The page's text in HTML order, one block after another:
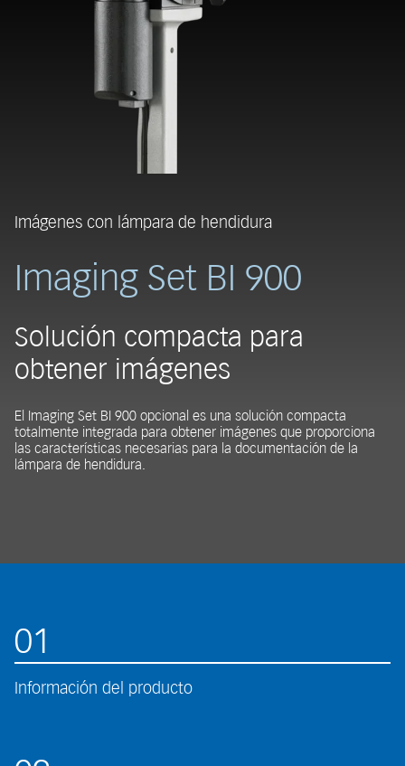
Imágenes con lámpara de hendidura
Imaging Set BI 900
Solución compacta para
obtener imágenes
El Imaging Set BI 900 opcional es una solución compacta
totalmente integrada para obtener imágenes que proporciona
las características necesarias para la documentación de la
lámpara de hendidura.
01
Información del producto